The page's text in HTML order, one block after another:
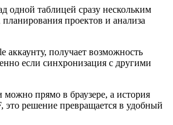
одной таблицей сразу нескольким
проектов и анализа
получает возможность
если синхронизация с другими
прямо в браузере, а история
это решение превращается в удобный